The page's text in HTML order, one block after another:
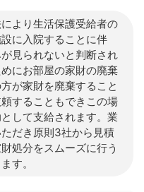
より生活保護受給者の
に入院することに伴
見られないと判断され
にお部屋の家財の廃棄
が家財を廃棄すること
することもできこの場
して支給されます。業
だき原則3社から見積
処分をスムーズに行う
す。